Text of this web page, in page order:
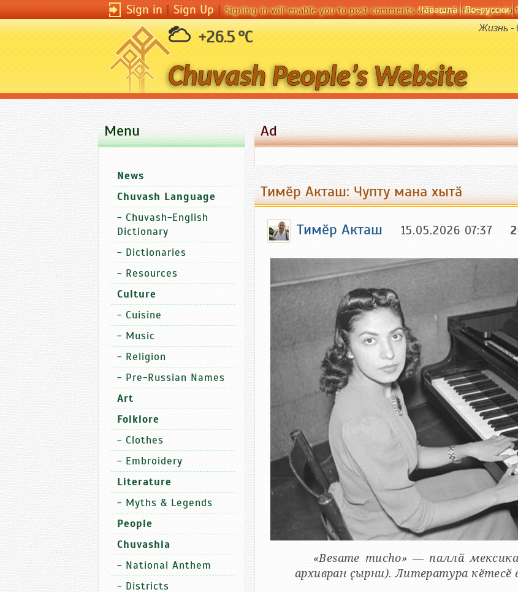
Sign in|Sign Up|Signing in will enable you to post comments and send messages to
Чӑвашла По-русски
+26.5 °C Жизнь -
Ad
Тимӗр Акташ: Чупту мана хытӑ
Тимӗр Акташ 15.05.2026 07:37
«Besame mucho» — паллӑ
архивран ҫырни). Литература кӗтесӗ
Menu
News
Chuvash Language
- Chuvash-English
Dictionary
- Dictionaries
- Resources
Culture
- Cuisine
- Music
- Religion
- Pre-Russian Names
Art
Folklore
- Clothes
- Embroidery
Literature
- Myths & Legends
People
Chuvashia
- National Anthem
- Districts